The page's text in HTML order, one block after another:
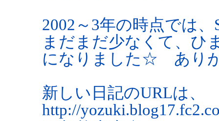
2002～3年の時点では
まだまだ少なくて、ひ
になりました☆ あり
新しい日記のURLは、
http://